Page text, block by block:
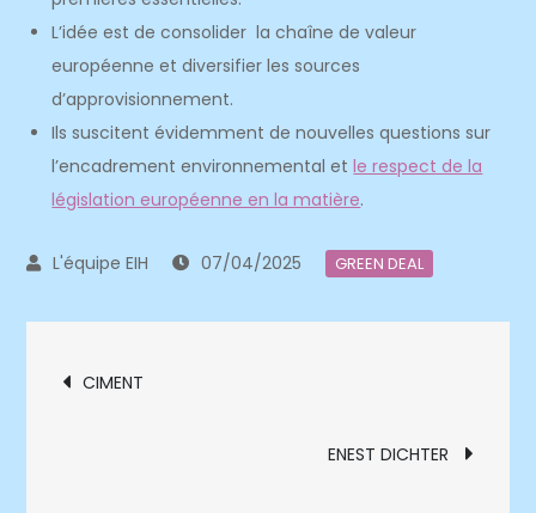
L’idée est de consolider la chaîne de valeur
européenne et diversifier les sources
d’approvisionnement.
Ils suscitent évidemment de nouvelles questions sur
l’encadrement environnemental etle respect de la
législation européenne en la matière.
07/04/2025 GREEN DEAL
Navigation
CIMENT
ENEST DICHTER